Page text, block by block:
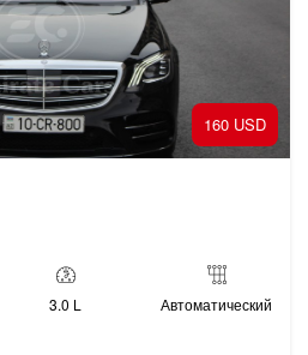
160 USD
3.0 L Автоматический